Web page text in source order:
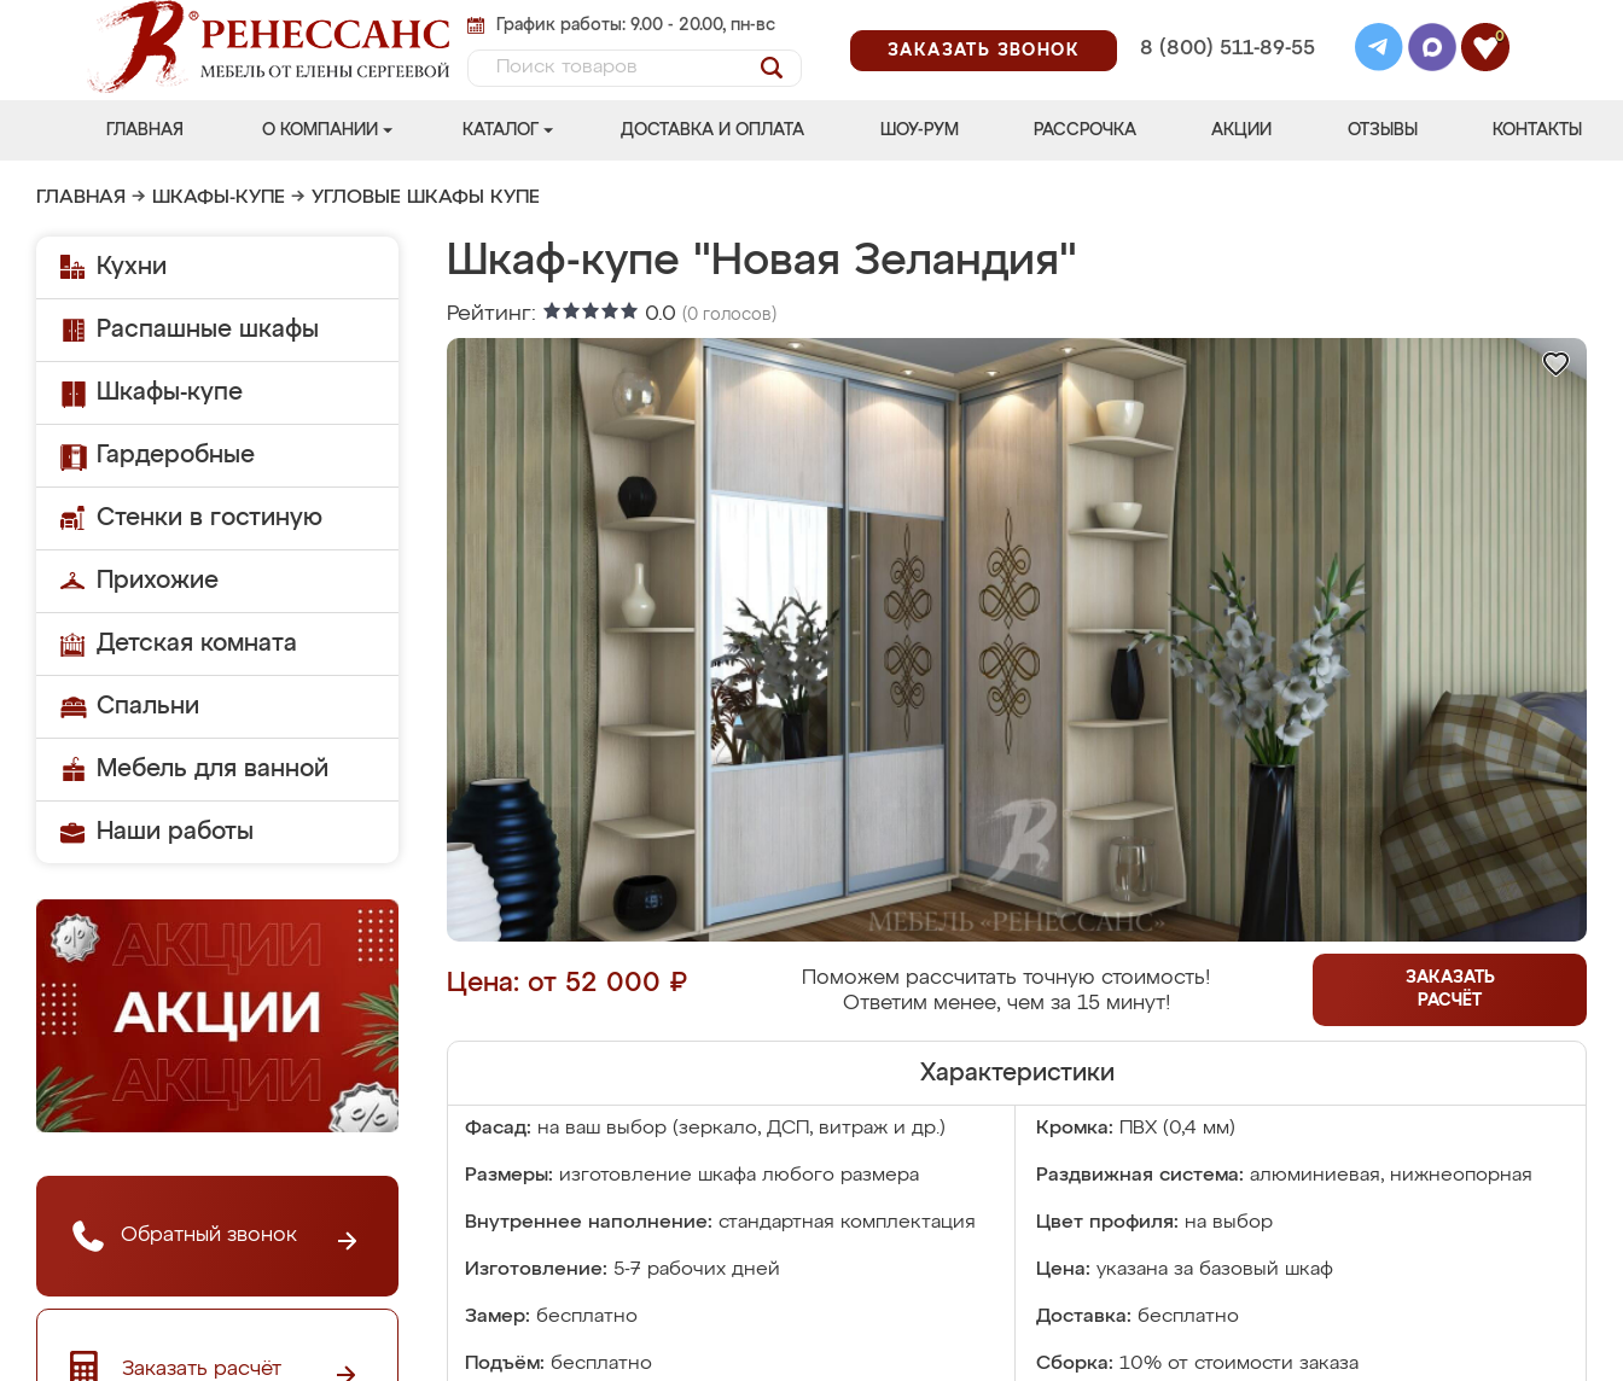
График работы: 9.00 - 20.00, пн-вс
ЗАКАЗАТЬ ЗВОНОК
8 (800) 511-89-55
0
ГЛАВНАЯ О КОМПАНИИ КАТАЛОГ ДОСТАВКА И ОПЛАТА ШОУ-РУМ РАССРОЧКА АКЦИИ ОТЗЫВЫ КОНТАКТЫ
ГЛАВНАЯ → ШКАФЫ-КУПЕ → УГЛОВЫЕ ШКАФЫ КУПЕ
Кухни
Распашные шкафы
Шкафы-купе
Гардеробные
Стенки в гостиную
Прихожие
Детская комната
Спальни
Мебель для ванной
Наши работы
Обратный звонок
Заказать расчёт
Шкаф-купе "Новая Зеландия"
Рейтинг: 0.0 (0 голосов)
Цена: от 52 000 ₽
Поможем рассчитать точную стоимость!
Ответим менее, чем за 15 минут!
ЗАКАЗАТЬ
РАСЧЁТ
Характеристики
Фасад: на ваш выбор (зеркало, ДСП, витраж и др.) Кромка: ПВХ (0,4 мм)
Размеры: изготовление шкафа любого размера Раздвижная система: алюминиевая, нижнеопорная
Внутреннее наполнение: стандартная комплектация Цвет профиля: на выбор
Изготовление: 5-7 рабочих дней Цена: указана за базовый шкаф
Замер: бесплатно Доставка: бесплатно
Подъём: бесплатно Сборка: 10% от стоимости заказа